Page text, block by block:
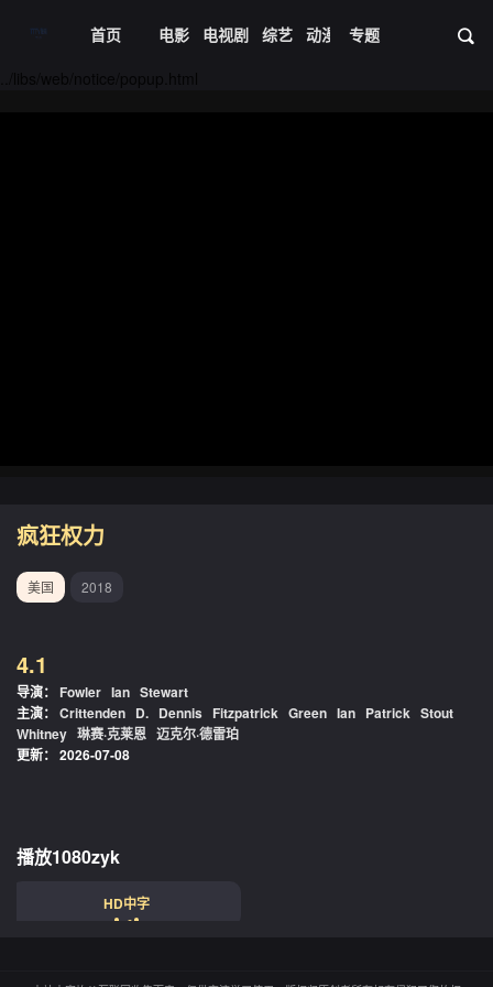
首页 电影 电视剧 综艺 动漫 短剧大全 资
专题
疯狂权力
美国 2018
4.1
导演： Fowler Ian Stewart
主演： Crittenden D. Dennis Fitzpatrick Green Ian Patrick Stout
Whitney 琳赛·克莱恩 迈克尔·德雷珀
更新： 2026-07-08
播放1080zyk
HD中字